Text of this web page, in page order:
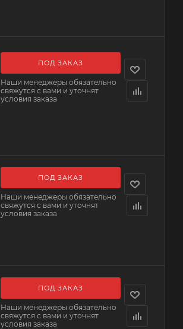
ПОД ЗАКАЗ
Наши менеджеры обязательно
свяжутся с вами и уточнят
условия заказа
ПОД ЗАКАЗ
Наши менеджеры обязательно
свяжутся с вами и уточнят
условия заказа
ПОД ЗАКАЗ
Наши менеджеры обязательно
свяжутся с вами и уточнят
условия заказа